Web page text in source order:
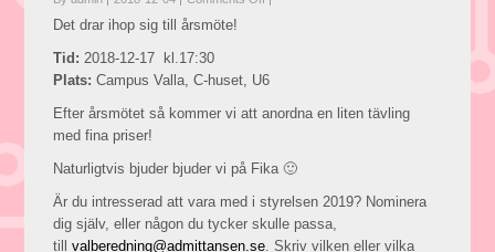
Det drar ihop sig till årsmöte!
Tid: 2018-12-17 kl.17:30
Plats: Campus Valla, C-huset, U6
Efter årsmötet så kommer vi att anordna en liten tävling
med fina priser!
Naturligtvis bjuder bjuder vi på Fika 🙂
Är du intresserad att vara med i styrelsen 2019? Nominera
dig själv, eller någon du tycker skulle passa,
tillvalberedning@admittansen.se . Skriv vilken eller vilka